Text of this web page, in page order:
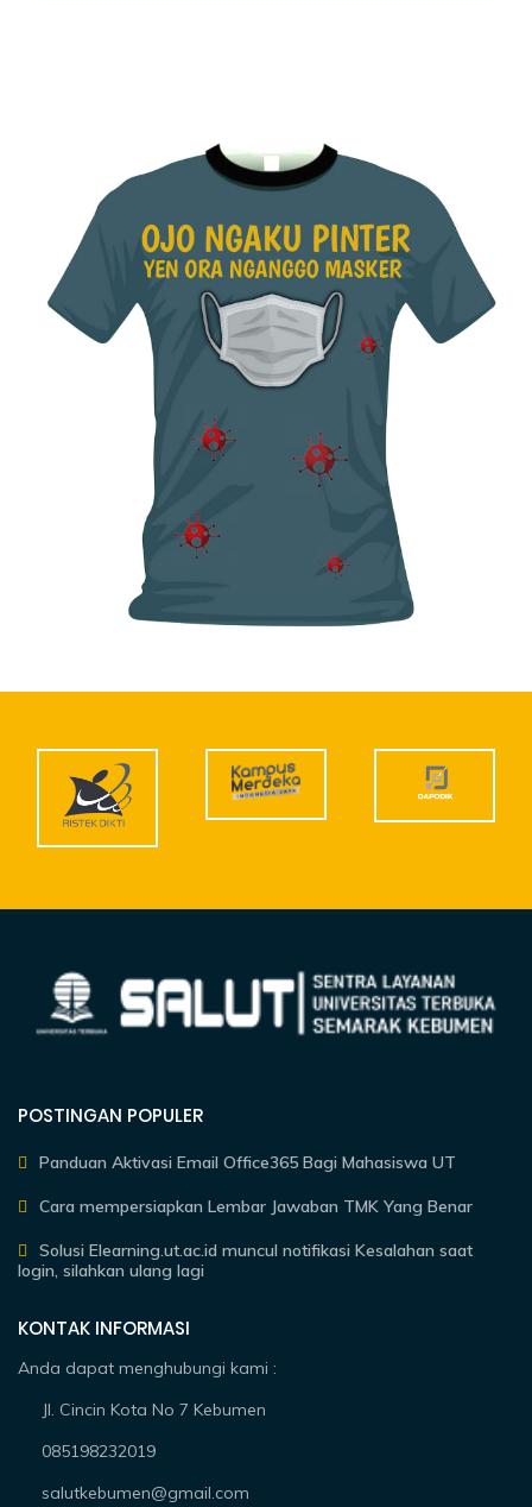
POSTINGAN POPULER
Panduan Aktivasi Email Office365 Bagi Mahasiswa UT
Cara mempersiapkan Lembar Jawaban TMK Yang Benar
Solusi Elearning.ut.ac.id muncul notifikasi Kesalahan saat
login, silahkan ulang lagi
KONTAK INFORMASI
Anda dapat menghubungi kami :
Jl. Cincin Kota No 7 Kebumen
085198232019
salutkebumen@gmail.com